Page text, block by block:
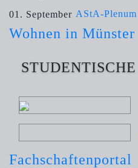
01. September AStA-Plenum
Wohnen in Münster
Fachschaftenportal